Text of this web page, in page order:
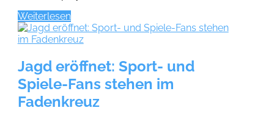
Weiterlesen
Jagd eröffnet: Sport- und
Spiele-Fans stehen im
Fadenkreuz